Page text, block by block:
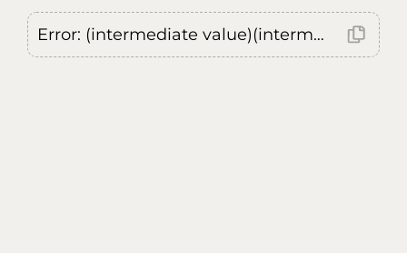
Error: (intermediate value)(intermediate value)(intermediate value).replaceAll is not a function